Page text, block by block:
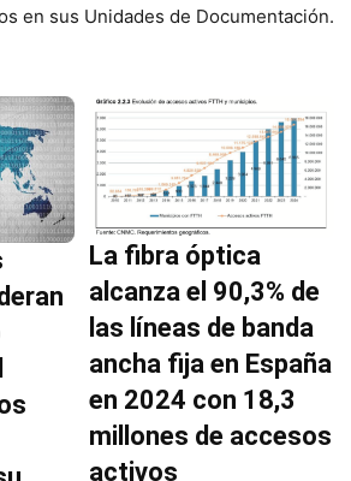
en sus Unidades de Documentación.
La fibra óptica
alcanza el 90,3% de
las líneas de banda
ancha fija en España
en 2024 con 18,3
millones de accesos
activos